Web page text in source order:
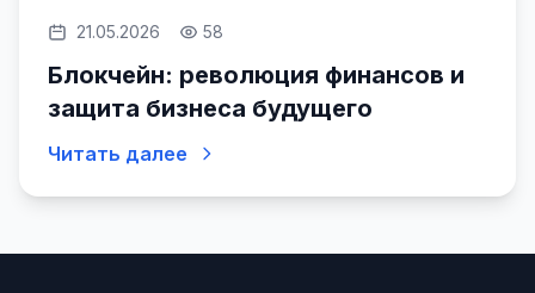
21.05.2026 58
Блокчейн: революция финансов и
защита бизнеса будущего
Читать далее